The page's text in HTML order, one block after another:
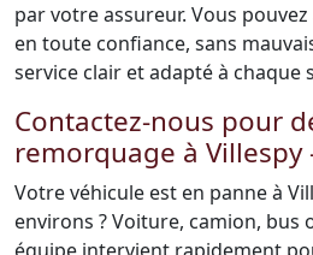
par votre assureur. Vous
en toute confiance, sans
service clair et adapté à chaque
Contactez-nous pour
remorquage à Villespy
Votre véhicule est en panne à
environs ? Voiture, camion,